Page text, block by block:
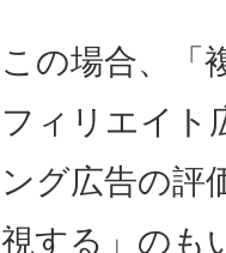
この場合、「
フィリエイト
ング広告の評
視する」のも